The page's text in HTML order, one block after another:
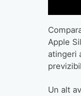
Apple
atingeri
Un alt